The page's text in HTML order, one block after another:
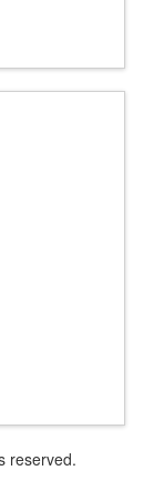
reserved.